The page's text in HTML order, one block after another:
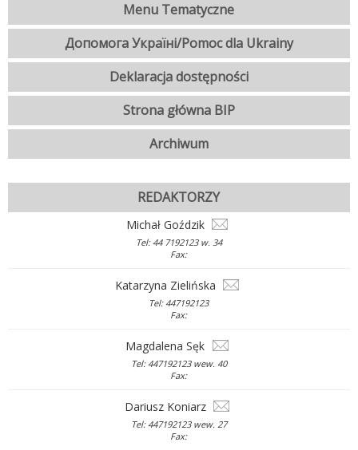
Menu Tematyczne
Допомога Україні/Pomoc dla Ukrainy
Deklaracja dostępności
Strona główna BIP
Archiwum
REDAKTORZY
Michał Goździk
Tel: 44 7192123 w. 34
Fax:
Katarzyna Zielińska
Tel: 447192123
Fax:
Magdalena Sęk
Tel: 447192123 wew. 40
Fax:
Dariusz Koniarz
Tel: 447192123 wew. 27
Fax: